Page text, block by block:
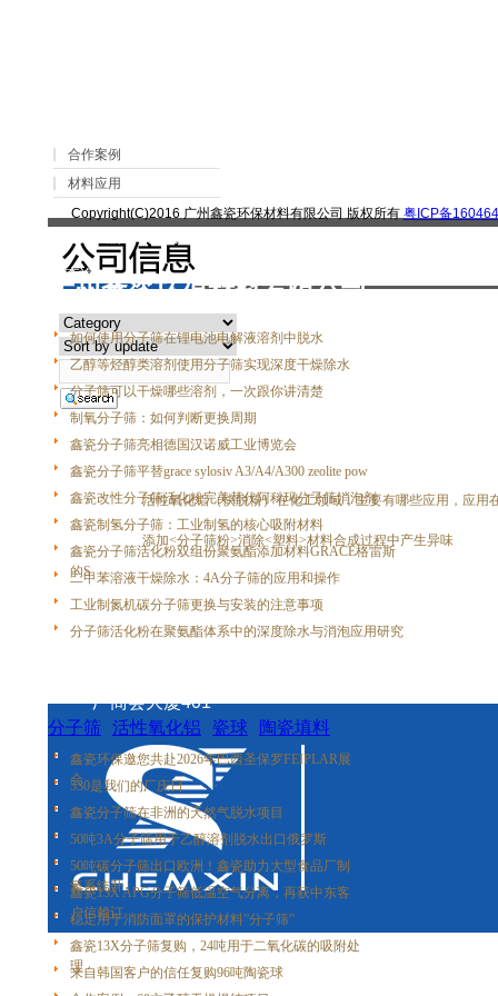
合作案例
材料应用
查询
上一篇：活性氧化铝（快脱粉）在化工领域，主要有哪些应用，应用
添加<分子筛粉>消除<塑料>材料合成过程中产生异味
Copyright(C)2016 广州鑫瓷环保材料有限公司 版权所有 粤ICP备
联系我们
广州鑫瓷环保材料有限公司
如何使用分子筛在锂电池电解液溶剂中脱水
乙醇等烃醇类溶剂使用分子筛实现深度干燥除水
分子筛可以干燥哪些溶剂，一次跟你讲清楚
制氧分子筛：如何判断更换周期
鑫瓷分子筛亮相德国汉诺威工业博览会
鑫瓷分子筛平替grace sylosiv A3/A4/A300 zeolite pow
鑫瓷改性分子筛活化粉完美替代阿科玛分子筛消泡剂
鑫瓷制氢分子筛：工业制氢的核心吸附材料
鑫瓷分子筛活化粉双组份聚氨酯添加材料GRACE格雷斯
的S
二甲苯溶液干燥除水：4A分子筛的应用和操作
工业制氮机碳分子筛更换与安装的注意事项
分子筛活化粉在聚氨酯体系中的深度除水与消泡应用研究
厂商会大厦401
分子筛 活性氧化铝 瓷球
陶瓷填料
金属填料 塑料填料
鑫瓷环保邀您共赴2026年巴西圣保罗FEIPLAR展
会
530是我们的厂庆日
鑫瓷分子筛在非洲的天然气脱水项目
50吨3A分子筛用于乙醇溶剂脱水出口俄罗斯
50吨碳分子筛出口欧洲！鑫瓷助力大型食品厂制
氮系统升
鑫瓷13X APG分子筛低温空气分离，再获中东客
户信赖订
稳定用于消防面罩的保护材料”分子筛”
鑫瓷13X分子筛复购，24吨用于二氧化碳的吸附处
理
来自韩国客户的信任复购96吨陶瓷球